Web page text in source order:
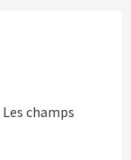
Les champs